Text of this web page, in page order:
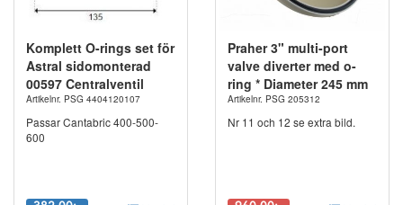
Komplett O-rings set för
Astral sidomonterad
00597 Centralventil
Artikelnr. PSG 4404120107
Passar Cantabric 400-500-
600
Praher 3" multi-port
valve diverter med o-
ring * Diameter 245 mm
Artikelnr. PSG 205312
Nr 11 och 12 se extra bild.